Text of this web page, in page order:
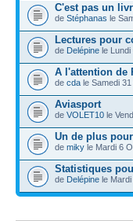
C'est pas un
de Stéphanas le
Lectures pour
de Delépine le
A l'attention de
de cda le Samedi
Aviasport
de VOLET10 le
Un de plus
de miky le Mardi 6
Statistiques
de Delépine le